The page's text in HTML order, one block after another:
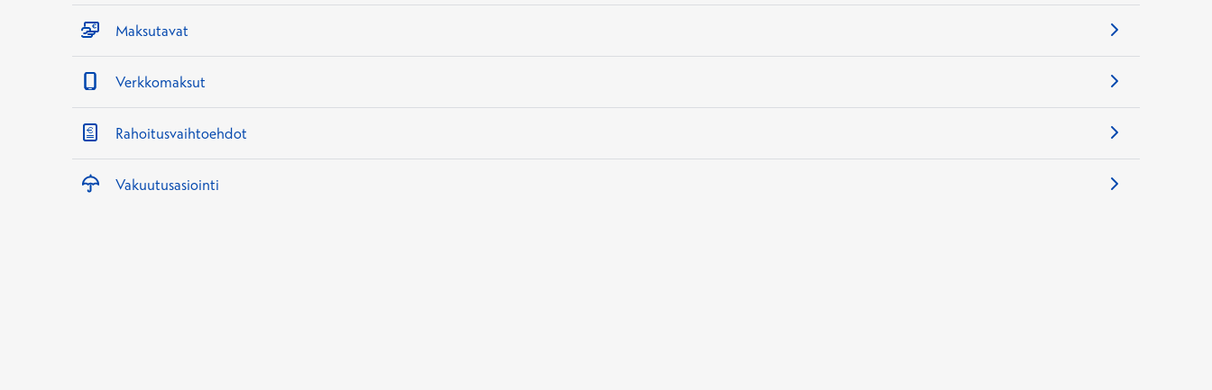
Maksutavat
Verkkomaksut
Rahoitusvaihtoehdot
Vakuutusasiointi